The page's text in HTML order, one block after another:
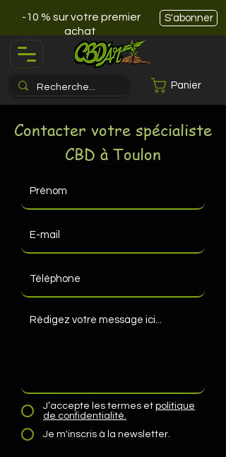
-10 % sur votre premier
achat
S'abonner
Panier
Contacter votre spécialiste
CBD à Toulon
J’accepte les termes et politique
de confidentialité.
Je m'inscris à la newsletter.